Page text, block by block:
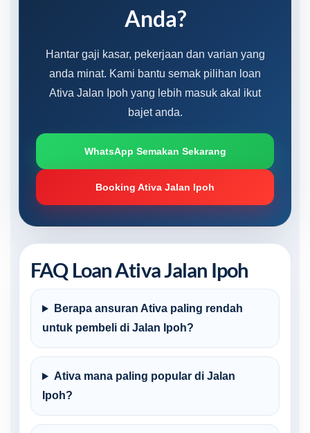
Anda?
Hantar gaji kasar, pekerjaan dan varian yang
anda minat. Kami bantu semak pilihan loan
Ativa Jalan Ipoh yang lebih masuk akal ikut
bajet anda.
WhatsApp Semakan Sekarang
Booking Ativa Jalan Ipoh
FAQ Loan Ativa Jalan Ipoh
Berapa ansuran Ativa paling rendah
untuk pembeli di Jalan Ipoh?
Ativa mana paling popular di Jalan
Ipoh?